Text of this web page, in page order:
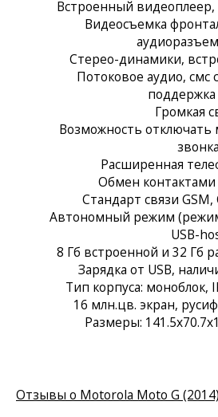
Встроенный
Видеосъемка
Стерео-динамики,
Потоковое аудио, смс
Громкая
Возможность
звонка
Расширенная
Обмен контактами
Стандарт связи GSM,
Автономный режим
USB-
8 Гб встроенной и 32 Гб
Зарядка от USB,
Тип корпуса: моноблок,
16 млн.цв. экран,
Размеры:
Отзывы о Motorola Moto G (2014)